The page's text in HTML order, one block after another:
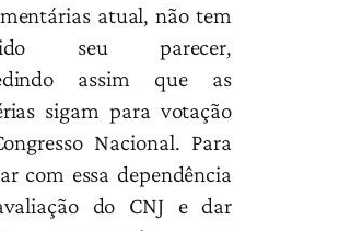
atual, não tem
seu parecer,
assim que as
sigam para votação
Nacional. Para
com essa dependência
do CNJ e dar